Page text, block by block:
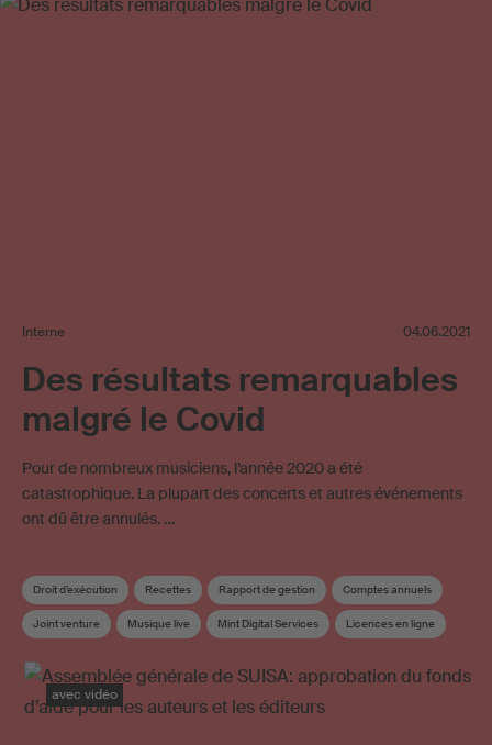
Interne 04.06.2021
Des résultats remarquables
malgré le Covid
Pour de nombreux musiciens, l’année 2020 a été
catastrophique. La plupart des concerts et autres événements
ont dû être annulés. …
Droit d’exécution Recettes Rapport de gestion Comptes annuels
Joint venture Musique live Mint Digital Services Licences en ligne
avec vidéo